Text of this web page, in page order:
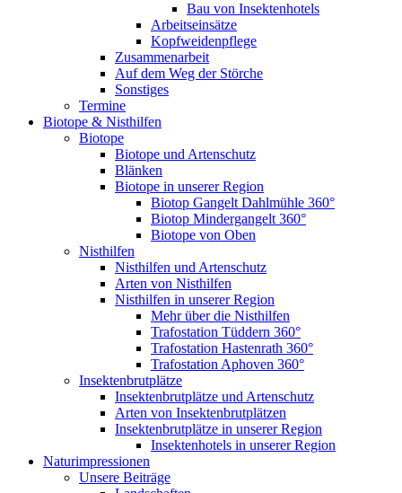
Bau von Insektenhotels
Arbeitseinsätze
Kopfweidenpflege
Zusammenarbeit
Auf dem Weg der Störche
Sonstiges
Termine
Biotope & Nisthilfen
Biotope
Biotope und Artenschutz
Blänken
Biotope in unserer Region
Biotop Gangelt Dahlmühle 360°
Biotop Mindergangelt 360°
Biotope von Oben
Nisthilfen
Nisthilfen und Artenschutz
Arten von Nisthilfen
Nisthilfen in unserer Region
Mehr über die Nisthilfen
Trafostation Tüddern 360°
Trafostation Hastenrath 360°
Trafostation Aphoven 360°
Insektenbrutplätze
Insektenbrutplätze und Artenschutz
Arten von Insektenbrutplätzen
Insektenbrutplätze in unserer Region
Insektenhotels in unserer Region
Naturimpressionen
Unsere Beiträge